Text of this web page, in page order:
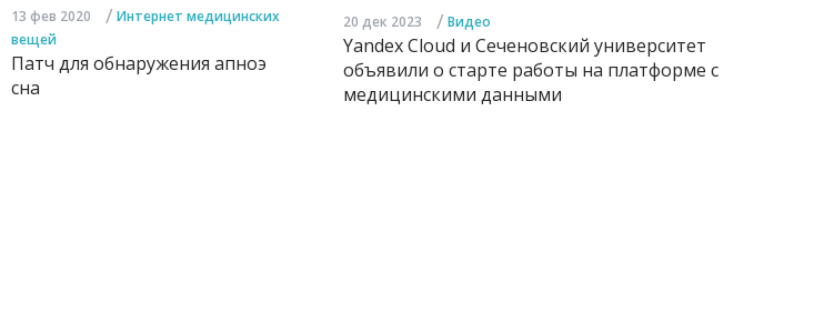
13 фев 2020 / Интернет медицинских
вещей
Патч для обнаружения апноэ
сна
20 дек 2023 / Видео
Yandex Cloud и Сеченовский университет
объявили о старте работы на платформе с
медицинскими данными